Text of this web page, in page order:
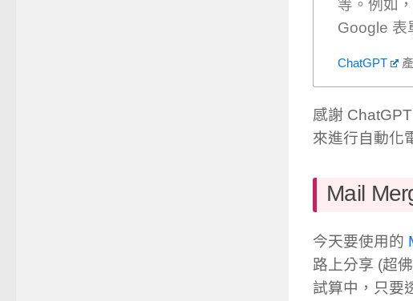
等。例如
Google 表
ChatGPT
感謝
來進行自動化
Mail
今天要使用的
路上分享 (超
試算中，只要